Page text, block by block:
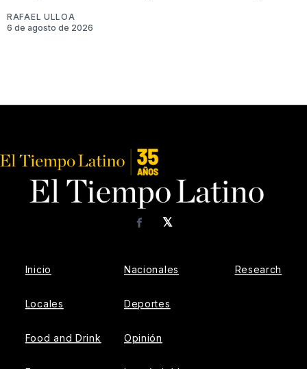
RAFAEL ULLOA
6 de agosto de 2026
𝕏
Facebook
Inicio
Locales
Food and Drink
Nacionales
Deportes
Opinión
Research